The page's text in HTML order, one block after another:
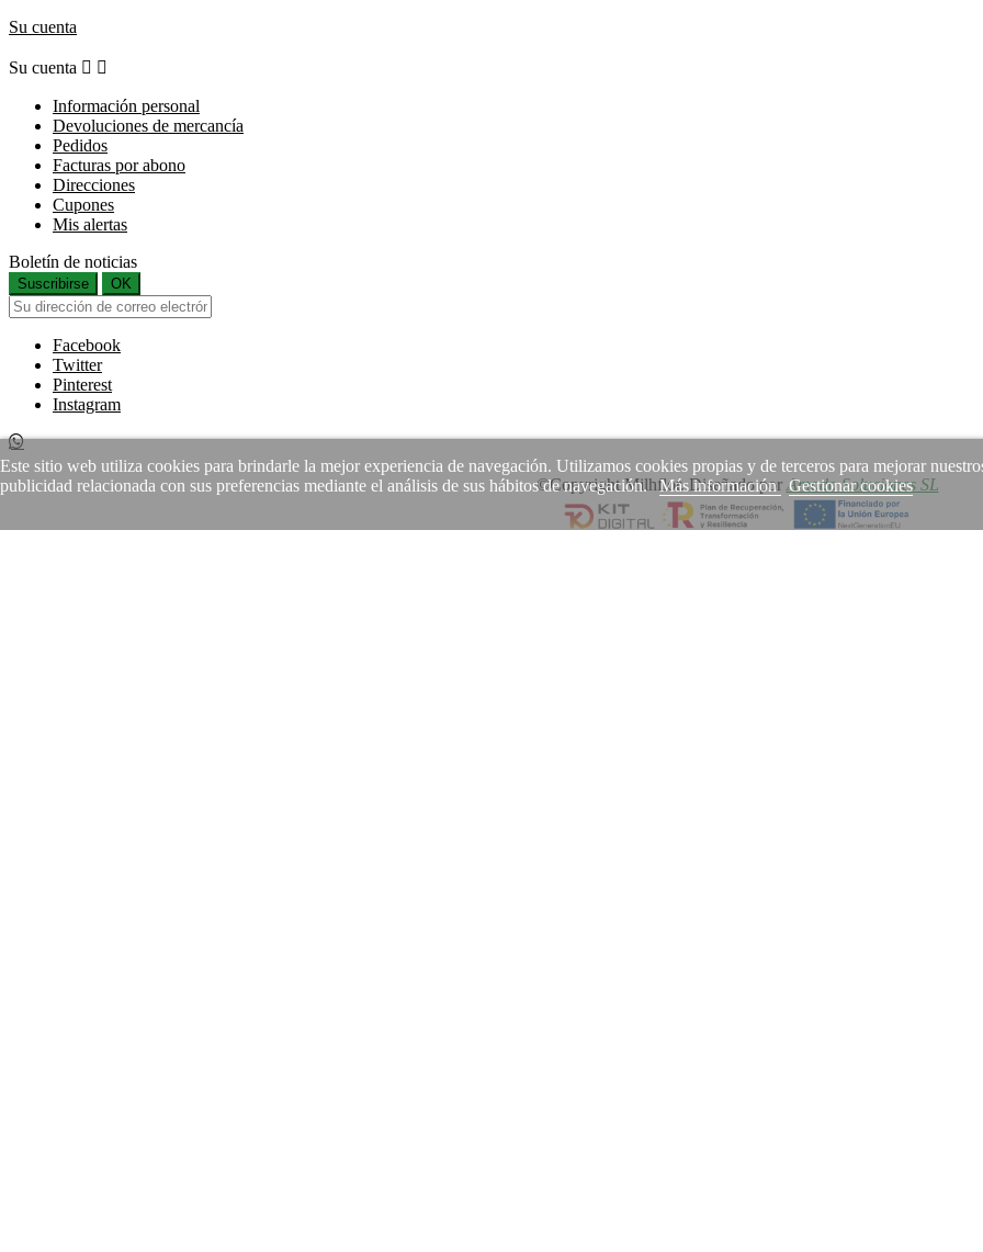
Este sitio web utiliza cookies para brindarle la mejor experiencia de navegación. Utilizamos cookies propias y de terceros para mejorar
publicidad relacionada con sus preferencias mediante el análisis de sus hábitos de navegación. Más información Gestionar cookies
Su cuenta
Su cuenta  
Información personal
Devoluciones de mercancía
Pedidos
Facturas por abono
Direcciones
Cupones
Mis alertas
Boletín de noticias
Suscribirse OK
Facebook
Twitter
Pinterest
Instagram
©Copyright Milhflor. Diseñado por Amodo Soluciones SL